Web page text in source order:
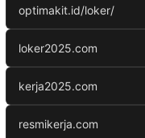
optimakit.id/loker/
loker2025.com
kerja2025.com
resmikerja.com